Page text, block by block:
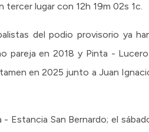
tercer lugar con 12h 19m 02s 1c.
del podio provisorio ya
pareja en 2018 y Pinta -
en 2025 junto a Juan
Estancia San Bernardo; el